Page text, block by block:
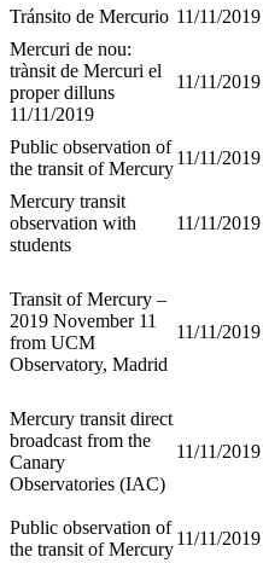
Tránsito de Mercurio 11/11/2019
Mercuri de nou:
trànsit de Mercuri el
proper dilluns
11/11/2019
11/11/2019
Public observation of
the transit of Mercury
11/11/2019
Mercury transit
observation with
students
11/11/2019
Transit of Mercury –
2019 November 11
from UCM
Observatory, Madrid
11/11/2019
Mercury transit direct
broadcast from the
Canary
Observatories (IAC)
11/11/2019
Public observation of
the transit of Mercury
11/11/2019